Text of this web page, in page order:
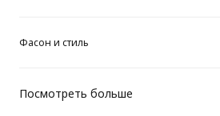
Посмотреть больше
Фасон и стиль